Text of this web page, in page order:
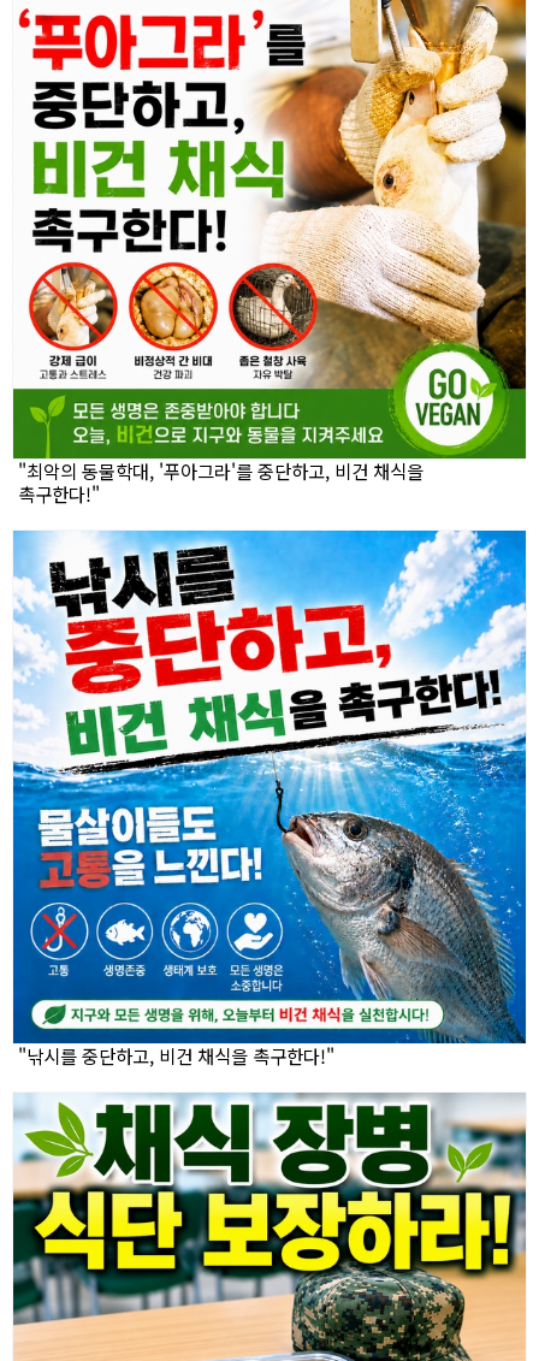
"최악의 동물학대, '푸아그라'를 중단하고, 비건 채식을
촉구한다!"
"낚시를 중단하고, 비건 채식을 촉구한다!"